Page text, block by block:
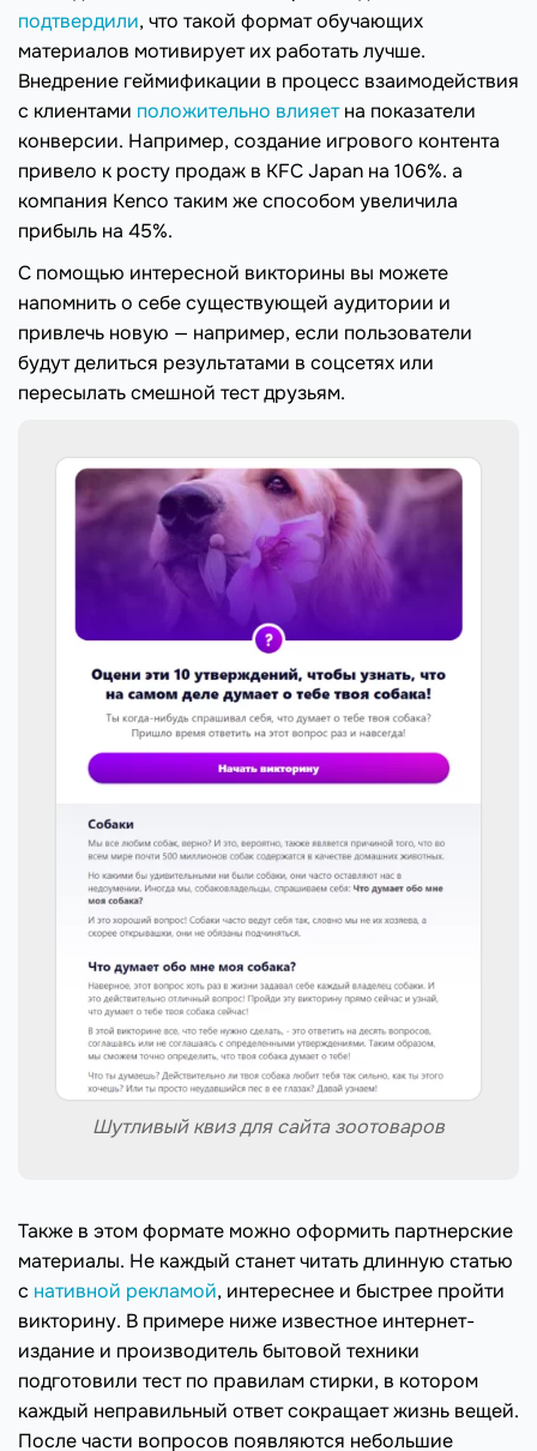
подтвердили, что такой формат обучающих
материалов мотивирует их работать лучше.
Внедрение геймификации в процесс взаимодействия
с клиентами положительно влияетна показатели
конверсии. Например, создание игрового контента
привело к росту продаж в KFC Japan на 106%. а
компания Kenco таким же способом увеличила
прибыль на 45%.
С помощью интересной викторины вы можете
напомнить о себе существующей аудитории и
привлечь новую — например, если пользователи
будут делиться результатами в соцсетях или
пересылать смешной тест друзьям.
Шутливый квиз для сайта зоотоваров
Также в этом формате можно оформить партнерские
материалы. Не каждый станет читать длинную статью
с нативной рекламой, интереснее и быстрее пройти
викторину. В примере ниже известное интернет-
издание и производитель бытовой техники
подготовили тест по правилам стирки, в котором
каждый неправильный ответ сокращает жизнь вещей.
После части вопросов появляются небольшие